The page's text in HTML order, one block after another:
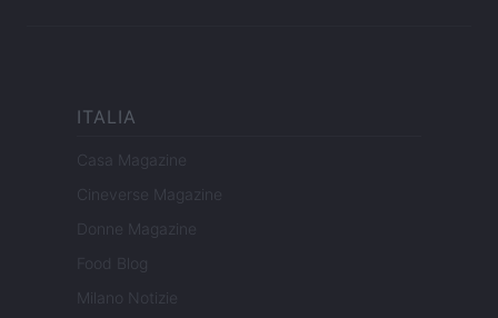
ITALIA
Casa Magazine
Cineverse Magazine
Donne Magazine
Food Blog
Milano Notizie